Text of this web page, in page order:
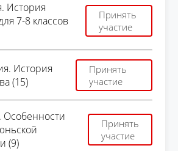
История
7-8 классов
Принять
участие
История
(15)
Принять
участие
Особенности
(9)
Принять
участие